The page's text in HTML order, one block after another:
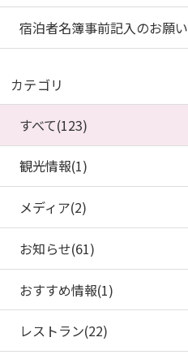
宿泊者名簿事前記入のお願い
カテゴリ
すべて(123)
観光情報(1)
メディア(2)
お知らせ(61)
おすすめ情報(1)
レストラン(22)